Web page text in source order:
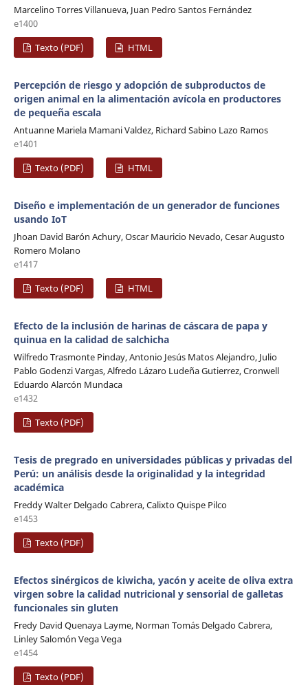
Marcelino Torres Villanueva, Juan Pedro Santos Fernández
e1400
Texto (PDF)
HTML
Percepción de riesgo y adopción de subproductos de
origen animal en la alimentación avícola en productores
de pequeña escala
Antuanne Mariela Mamani Valdez, ⁠Richard Sabino Lazo Ramos
e1401
Texto (PDF)
HTML
Diseño e implementación de un generador de funciones
usando IoT
Jhoan David Barón Achury, Oscar Mauricio Nevado, Cesar Augusto
Romero Molano
e1417
Texto (PDF)
HTML
Efecto de la inclusión de harinas de cáscara de papa y
quinua en la calidad de salchicha
Wilfredo Trasmonte Pinday, Antonio Jesús Matos Alejandro, Julio
Pablo Godenzi Vargas, Alfredo Lázaro Ludeña Gutierrez, Cronwell
Eduardo Alarcón Mundaca
e1432
Texto (PDF)
Tesis de pregrado en universidades públicas y privadas del
Perú: un análisis desde la originalidad y la integridad
académica
Freddy Walter Delgado Cabrera, Calixto Quispe Pilco
e1453
Texto (PDF)
Efectos sinérgicos de kiwicha, yacón y aceite de oliva extra
virgen sobre la calidad nutricional y sensorial de galletas
funcionales sin gluten
Fredy David Quenaya Layme, Norman Tomás Delgado Cabrera,
Linley Salomón Vega Vega
e1454
Texto (PDF)